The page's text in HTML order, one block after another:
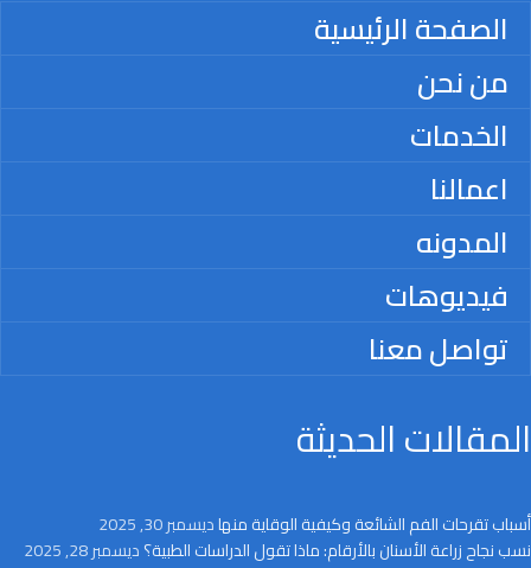
الصفحة الرئيسية
من نحن
الخدمات
اعمالنا
المدونه
فيديوهات
تواصل معنا
المقالات الحديثة
أسباب تقرحات الفم الشائعة وكيفية الوقاية منهاديسمبر 30, 2025
نسب نجاح زراعة الأسنان بالأرقام: ماذا تقول الدراسات الطبية؟ديسمبر 28, 2025